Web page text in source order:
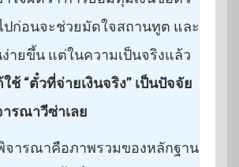
ปก่อนจะช่วยมัดใจสถานทูต และ
ายขึ้น แต่ในความเป็นจริงแล้ว
ช้ “ตั๋วที่จ่ายเงินจริง” เป็นปัจจัย
รณาวีซ่าเลย
จารณาคือภาพรวมของหลักฐาน